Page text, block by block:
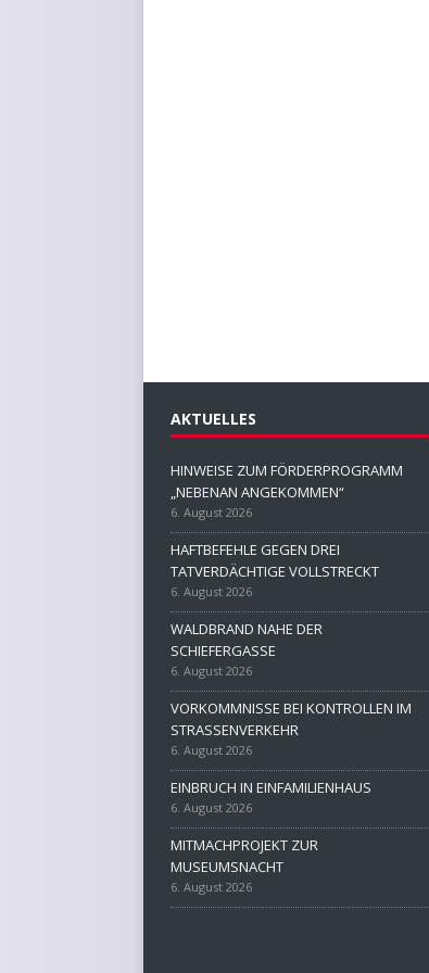
AKTUELLES
HINWEISE ZUM FÖRDERPROGRAMM
„NEBENAN ANGEKOMMEN“
6. August 2026
HAFTBEFEHLE GEGEN DREI
TATVERDÄCHTIGE VOLLSTRECKT
6. August 2026
WALDBRAND NAHE DER
SCHIEFERGASSE
6. August 2026
VORKOMMNISSE BEI KONTROLLEN IM
STRASSENVERKEHR
6. August 2026
EINBRUCH IN EINFAMILIENHAUS
6. August 2026
MITMACHPROJEKT ZUR
MUSEUMSNACHT
6. August 2026